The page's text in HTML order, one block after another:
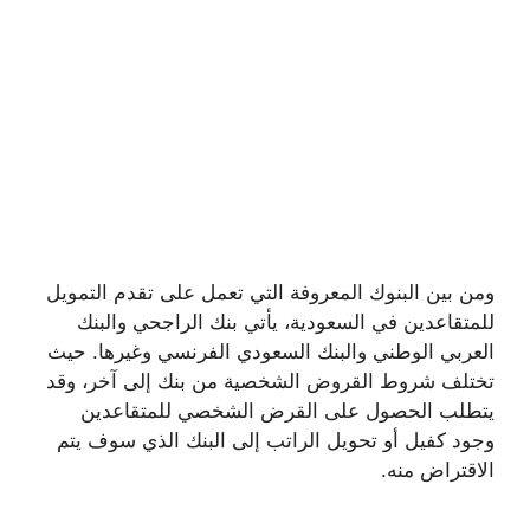
ومن بين البنوك المعروفة التي تعمل على تقدم التمويل
للمتقاعدين في السعودية، يأتي بنك الراجحي والبنك
العربي الوطني والبنك السعودي الفرنسي وغيرها. حيث
تختلف شروط القروض الشخصية من بنك إلى آخر، وقد
يتطلب الحصول على القرض الشخصي للمتقاعدين
وجود كفيل أو تحويل الراتب إلى البنك الذي سوف يتم
الاقتراض منه.